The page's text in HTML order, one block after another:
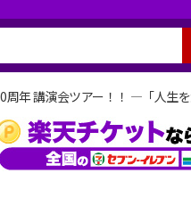
周年 講演会ツアー！！ ―「人生